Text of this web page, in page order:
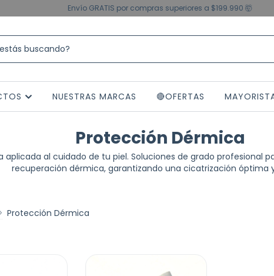
Envío GRATIS por compras superiores a $199.990 🤯
NUESTRAS MARCAS 🔴OFERTAS
Protección Dérmica
aplicada al cuidado de tu piel. Soluciones de grado profesional
recuperación dérmica, garantizando una cicatrización óptima
Protección Dérmica